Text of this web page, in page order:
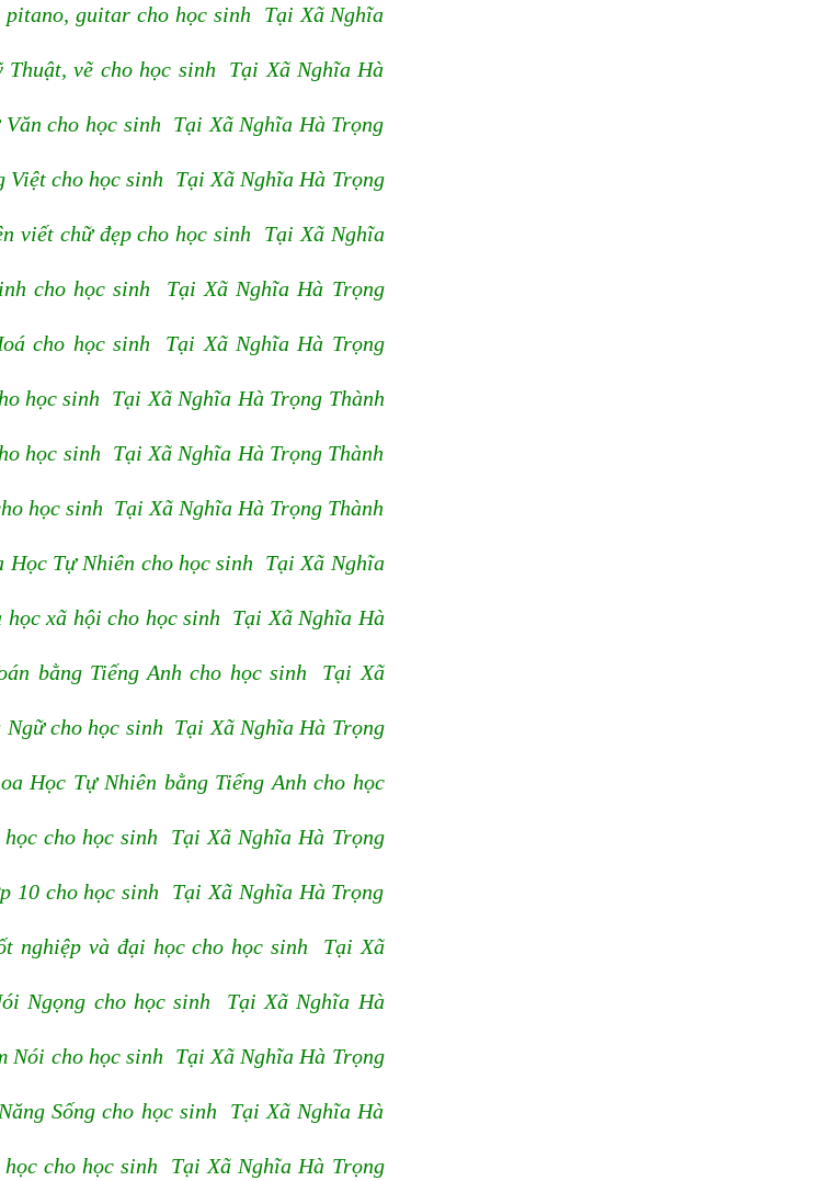
guitar cho học sinh Tại Xã Nghĩa
vẽ cho học sinh Tại Xã Nghĩa Hà
cho học sinh Tại Xã Nghĩa Hà Trọng
cho học sinh Tại Xã Nghĩa Hà Trọng
viết chữ đẹp cho học sinh Tại Xã Nghĩa
cho học sinh Tại Xã Nghĩa Hà Trọng
cho học sinh Tại Xã Nghĩa Hà Trọng
học sinh Tại Xã Nghĩa Hà Trọng Thành
học sinh Tại Xã Nghĩa Hà Trọng Thành
học sinh Tại Xã Nghĩa Hà Trọng Thành
Tự Nhiên cho học sinh Tại Xã Nghĩa
xã hội cho học sinh Tại Xã Nghĩa Hà
bằng Tiếng Anh cho học sinh Tại Xã
cho học sinh Tại Xã Nghĩa Hà Trọng
Học Tự Nhiên bằng Tiếng Anh cho học
cho học sinh Tại Xã Nghĩa Hà Trọng
10 cho học sinh Tại Xã Nghĩa Hà Trọng
nghiệp và đại học cho học sinh Tại Xã
Ngọng cho học sinh Tại Xã Nghĩa Hà
Nói cho học sinh Tại Xã Nghĩa Hà Trọng
Sống cho học sinh Tại Xã Nghĩa Hà
cho học sinh Tại Xã Nghĩa Hà Trọng